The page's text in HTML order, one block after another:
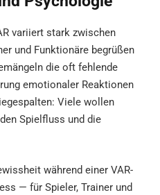
variiert stark zwischen
und Funktionäre begrüßen
die oft fehlende
emotionaler Reaktionen
Viele wollen
Spielfluss und die
während einer VAR-
— für Spieler, Trainer und